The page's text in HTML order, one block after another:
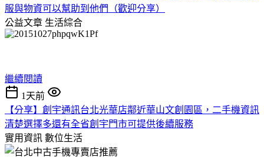
服與物資可以幫助到他們（歡迎分享）
公益文章 生活綜合
繼續閱讀
1天前
【分享】創宇通訊台北光華店鄰近華山文創園區，二手機資訊
清楚選擇多還有全省創宇門市可提供後續服務
實用資訊 數位生活